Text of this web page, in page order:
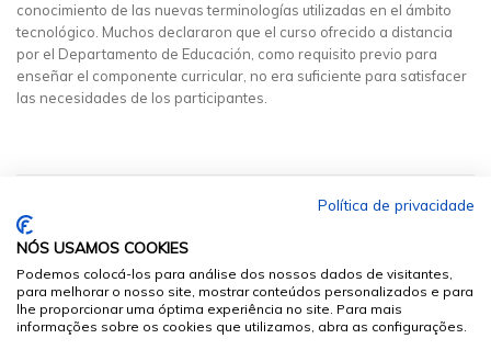
conocimiento de las nuevas terminologías utilizadas en el ámbito
tecnológico. Muchos declararon que el curso ofrecido a distancia
por el Departamento de Educación, como requisito previo para
enseñar el componente curricular, no era suficiente para satisfacer
las necesidades de los participantes.
Política de privacidade
NÓS USAMOS COOKIES
Podemos colocá-los para análise dos nossos dados de visitantes,
para melhorar o nosso site, mostrar conteúdos personalizados e para
lhe proporcionar uma óptima experiência no site. Para mais
informações sobre os cookies que utilizamos, abra as configurações.